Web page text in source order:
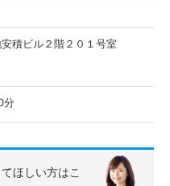
積ビル２階２０１号室
分
ほしい方はこ